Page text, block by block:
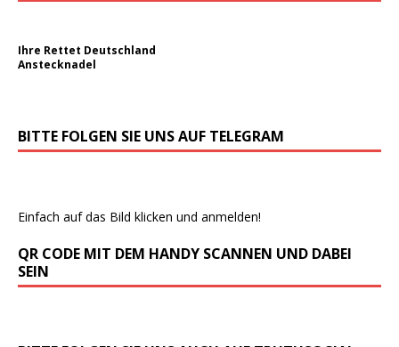
Ihre Rettet Deutschland
Anstecknadel
BITTE FOLGEN SIE UNS AUF TELEGRAM
Einfach auf das Bild klicken und anmelden!
QR CODE MIT DEM HANDY SCANNEN UND DABEI
SEIN